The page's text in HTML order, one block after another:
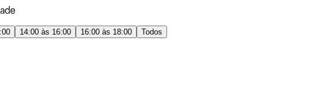
14:00 às 16:00 16:00 às 18:00
Todos